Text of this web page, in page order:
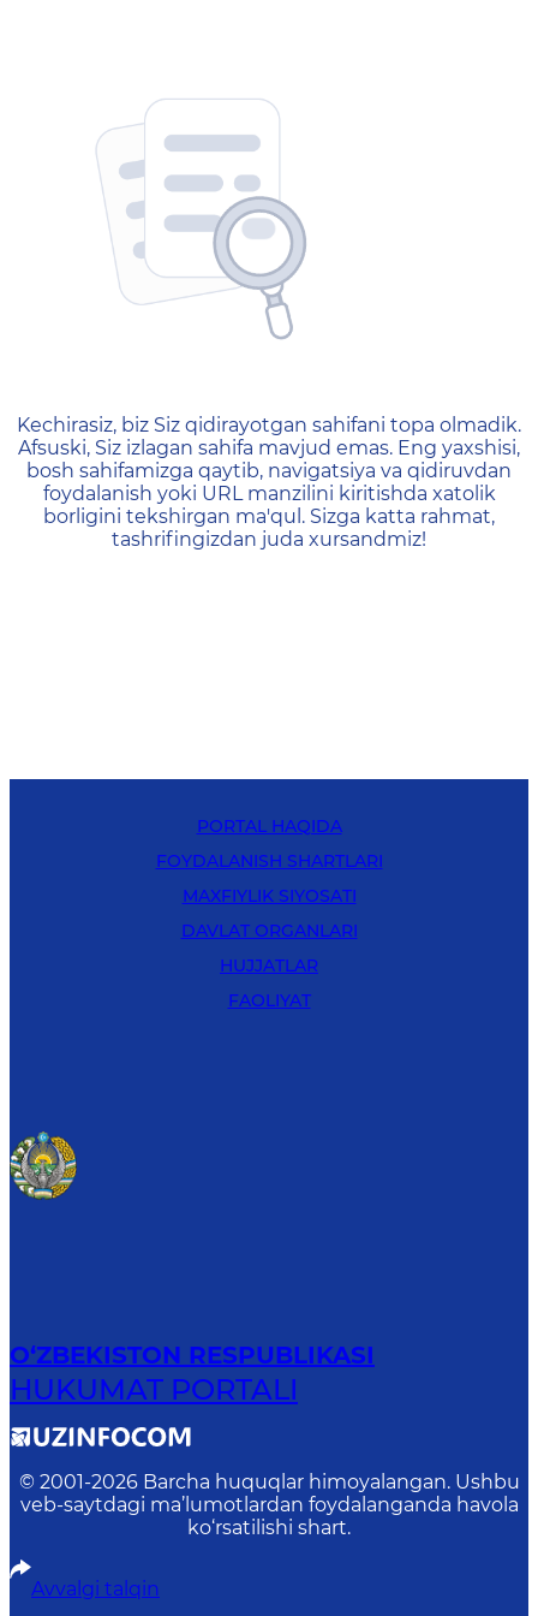
404 — Страница не
Kechirasiz, biz Siz qidirayotgan sahifani topa olmadik.
Afsuski, Siz izlagan sahifa mavjud emas. Eng yaxshisi,
bosh sahifamizga qaytib, navigatsiya va qidiruvdan
foydalanish yoki URL manzilini kiritishda xatolik
borligini tekshirgan ma'qul. Sizga katta rahmat,
tashrifingizdan juda xursandmiz!
PORTAL HAQIDA
FOYDALANISH SHARTLARI
MAXFIYLIK SIYOSATI
DAVLAT ORGANLARI
HUJJATLAR
FAOLIYAT
O‘ZBEKISTON RESPUBLIKASI
HUKUMAT PORTALI
© 2001-2026 Barcha huquqlar himoyalangan. Ushbu
veb-saytdagi ma’lumotlardan foydalanganda havola
ko‘rsatilishi shart.
Avvalgi talqin